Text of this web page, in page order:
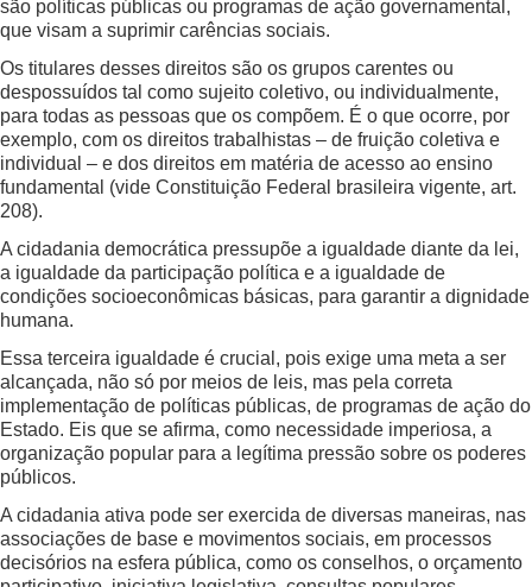
são políticas públicas ou programas de ação governamental,
que visam a suprimir carências sociais.
Os titulares desses direitos são os grupos carentes ou
despossuídos tal como sujeito coletivo, ou individualmente,
para todas as pessoas que os compõem. É o que ocorre, por
exemplo, com os direitos trabalhistas – de fruição coletiva e
individual – e dos direitos em matéria de acesso ao ensino
fundamental (vide Constituição Federal brasileira vigente, art.
208).
A cidadania democrática pressupõe a igualdade diante da lei,
a igualdade da participação política e a igualdade de
condições socioeconômicas básicas, para garantir a dignidade
humana.
Essa terceira igualdade é crucial, pois exige uma meta a ser
alcançada, não só por meios de leis, mas pela correta
implementação de políticas públicas, de programas de ação do
Estado. Eis que se afirma, como necessidade imperiosa, a
organização popular para a legítima pressão sobre os poderes
públicos.
A cidadania ativa pode ser exercida de diversas maneiras, nas
associações de base e movimentos sociais, em processos
decisórios na esfera pública, como os conselhos, o orçamento